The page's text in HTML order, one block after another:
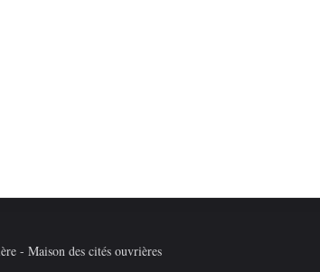
- Maison des cités ouvrières